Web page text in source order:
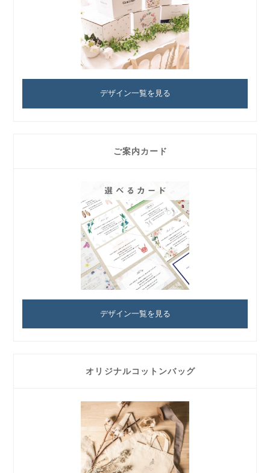
デザイン一覧を見る
ご案内カード
デザイン一覧を見る
オリジナルコットンバッグ